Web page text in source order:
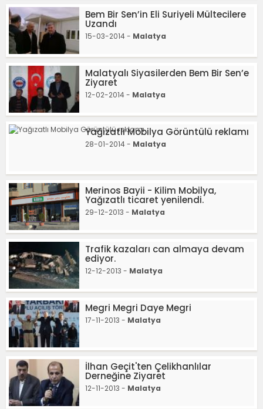
Bem Bir Sen’in Eli Suriyeli Mültecilere
Uzandı
15-03-2014 - Malatya
Malatyalı Siyasilerden Bem Bir Sen’e
Ziyaret
12-02-2014 - Malatya
Yağızatlı Mobilya Görüntülü reklamı
28-01-2014 - Malatya
Merinos Bayii - Kilim Mobilya,
Yağızatlı ticaret yenilendi.
29-12-2013 - Malatya
Trafik kazaları can almaya devam
ediyor.
12-12-2013 - Malatya
Megri Megri Daye Megri
17-11-2013 - Malatya
İlhan Geçit'ten Çelikhanlılar
Derneğine Ziyaret
12-11-2013 - Malatya